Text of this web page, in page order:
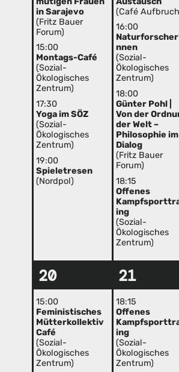
in Sarajevo
(Fritz Bauer
Forum)
15:00
Montags-Café
(Sozial-
Ökologisches
Zentrum)
17:30
Yoga im SÖZ
(Sozial-
Ökologisches
Zentrum)
19:00
Spieletresen
(Nordpol)
(Café
16:00
nnen
(Sozial-
Ökologisches
Zentrum)
18:00
Günter Pohl |
Von der
der Welt –
Philosophie im
Dialog
(Fritz Bauer
Forum)
18:15
Offenes
ing
(Sozial-
Ökologisches
Zentrum)
20
15:00
Feministisches
Mütterkollektiv
Café
(Sozial-
Ökologisches
Zentrum)
21
18:15
Offenes
ing
(Sozial-
Ökologisches
Zentrum)